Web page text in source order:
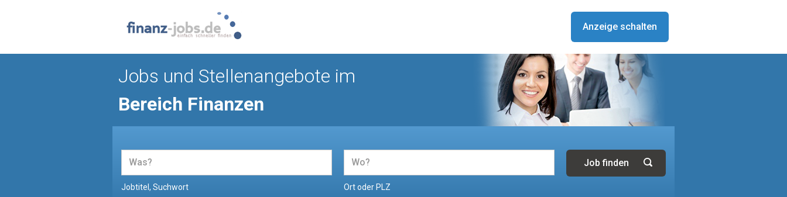
Anzeige schalten
Jobs und Stellenangebote im
Bereich Finanzen
Jobtitel, Suchwort Ort oder PLZ